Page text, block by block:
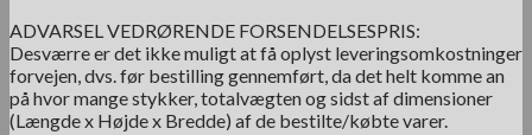
ADVARSEL VEDRØRENDE FORSENDELSESPRIS:
Desværre er det ikke muligt at få oplyst leveringsomkostninger
forvejen, dvs. før bestilling gennemført, da det helt komme an
på hvor mange stykker, totalvægten og sidst af dimensioner
(Længde x Højde x Bredde) af de bestilte/købte varer.